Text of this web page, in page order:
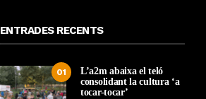
ENTRADES RECENTS
01
L’a2m abaixa el teló
consolidant la cultura ‘a
tocar-tocar’